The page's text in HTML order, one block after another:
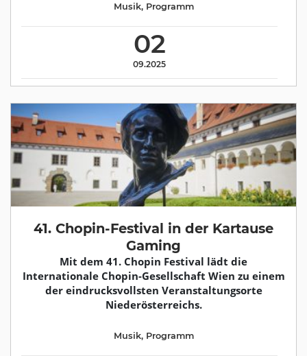
02
09.2025
Musik, Programm
41. Chopin-Festival in der Kartause
Gaming
Mit dem 41. Chopin Festival lädt die
Internationale Chopin-Gesellschaft Wien zu einem
der eindrucksvollsten Veranstaltungsorte
Niederösterreichs.
Musik, Programm